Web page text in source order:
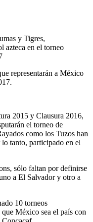
y Tigres,
azteca en el torneo
representarán a México
2015 y Clausura 2016,
el torneo de
como los Tuzos han
tanto, participado en el
sólo faltan por definirse
a El Salvador y otro a
10 torneos
México sea el país con